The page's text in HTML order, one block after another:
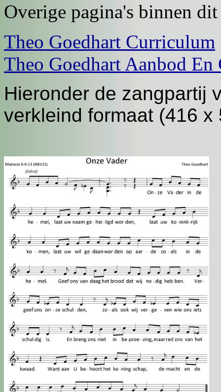
Overige pagina's binnen
Theo Goedhart Curriculum
Theo Goedhart Aanbod En
Hieronder de zangpartij
verkleind formaat (416 x